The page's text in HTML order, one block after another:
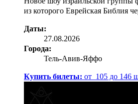
из которого Еврейская Библия
Даты:
27.08.2026
Города:
Тель-Авив-Яффо
Купить билеты: от 105 до 146